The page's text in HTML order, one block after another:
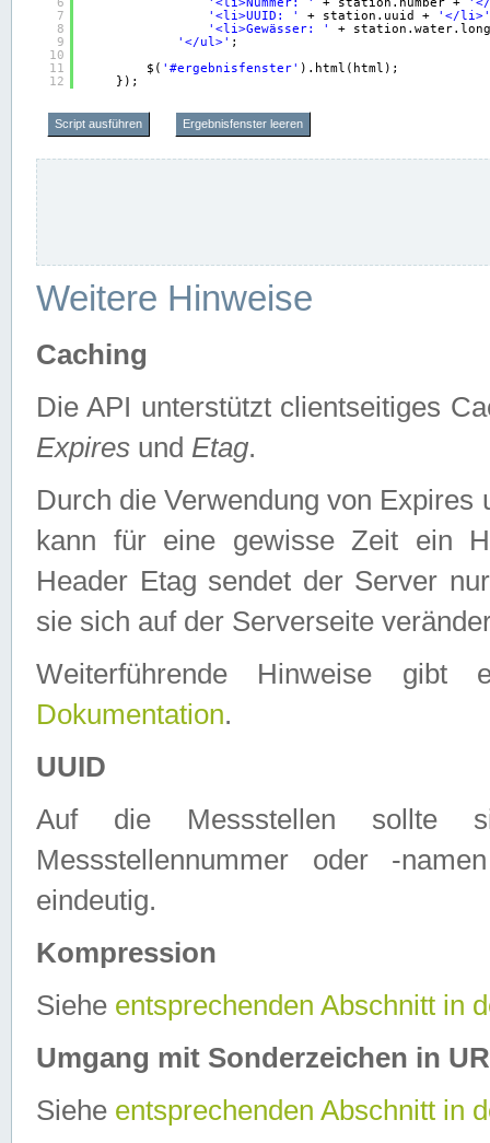
7
8
9
10
11
12
'<li>UUID: '
+ station.uuid +
'</li>'
'<li>Gewässer: '
+
'</ul>' ;
$( '#ergebnisfenster' ).html(html);
});
Script ausführen Ergebnisfenster leeren
Weitere Hinweise
Caching
Die API unterstützt clientseitiges
Expires und Etag.
Durch die Verwendung von
kann für eine gewisse Zeit ein
Header Etag sendet der Server
sie sich auf der Serverseite
Weiterführende Hinweise
Dokumentation.
UUID
Auf die Messstellen sollte
Messstellennummer oder -
eindeutig.
Kompression
Siehe entsprechenden Abschnitt in
Umgang mit Sonderzeichen in
Siehe entsprechenden Abschnitt in